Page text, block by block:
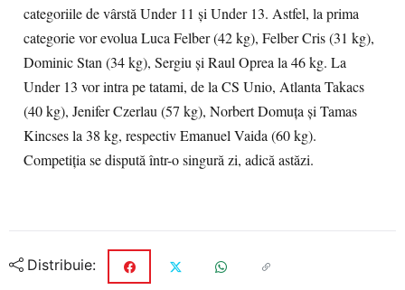
categoriile de vârstă Under 11 şi Under 13. Astfel, la prima
categorie vor evolua Luca Felber (42 kg), Felber Cris (31 kg),
Dominic Stan (34 kg), Sergiu şi Raul Oprea la 46 kg. La
Under 13 vor intra pe tatami, de la CS Unio, Atlanta Takacs
(40 kg), Jenifer Czerlau (57 kg), Norbert Domuţa şi Tamas
Kincses la 38 kg, respectiv Emanuel Vaida (60 kg).
Competiţia se dispută într-o singură zi, adică astăzi.
Distribuie: